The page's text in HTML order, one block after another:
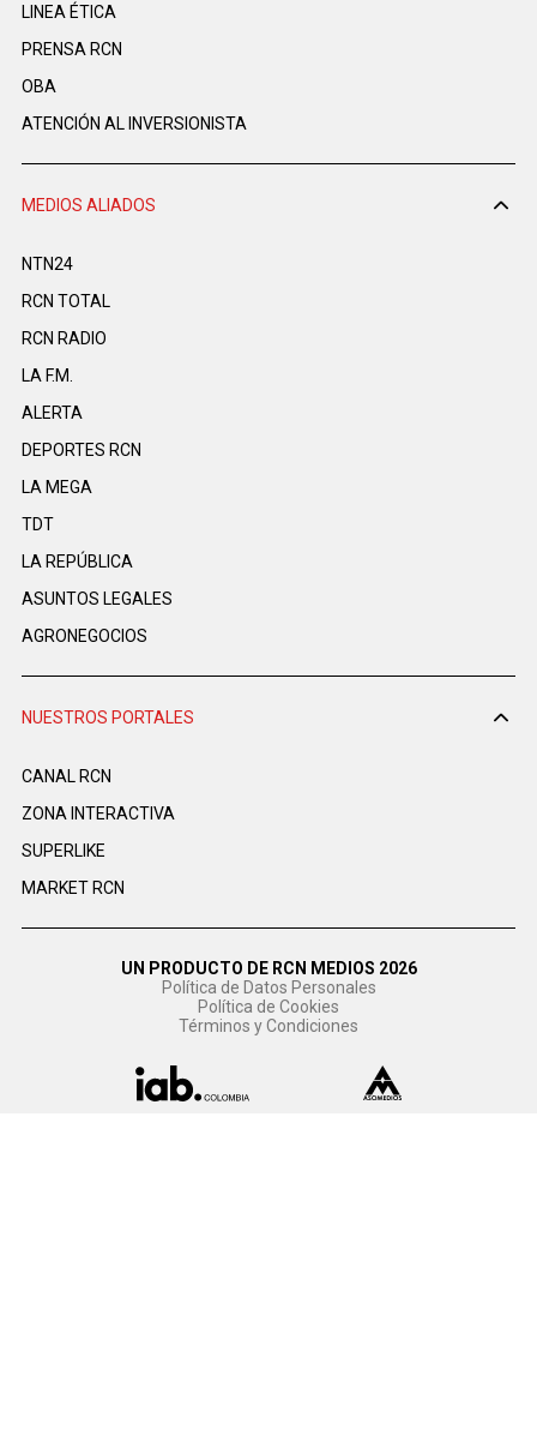
LINEA ÉTICA
PRENSA RCN
OBA
ATENCIÓN AL INVERSIONISTA
MEDIOS ALIADOS
NTN24
RCN TOTAL
RCN RADIO
LA F.M.
ALERTA
DEPORTES RCN
LA MEGA
TDT
LA REPÚBLICA
ASUNTOS LEGALES
AGRONEGOCIOS
NUESTROS PORTALES
CANAL RCN
ZONA INTERACTIVA
SUPERLIKE
MARKET RCN
UN PRODUCTO DE RCN MEDIOS 2026
Política de Datos Personales
Política de Cookies
Términos y Condiciones